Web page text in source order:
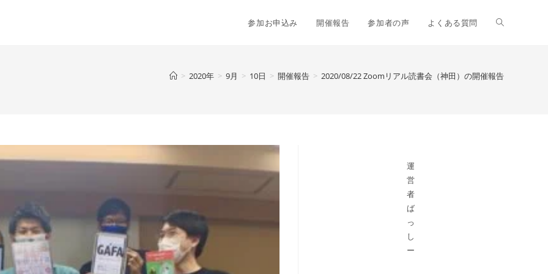
参加お申込み 開催報告 参加者の声 よくある質問
> 2020年 > 9月 > 10日 > 開催報告 > 2020/08/22 Zoomリアル読書会（神田）の開催報告
運
営
者
ば
っ
し
ー